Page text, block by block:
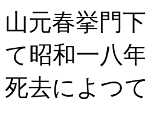
山元春挙門
て昭和一八
死去によ